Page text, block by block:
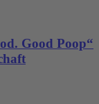
Good Poop“